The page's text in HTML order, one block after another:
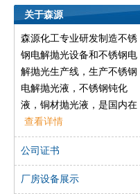
关于森源
森源化工专业研发制造不锈
钢电解抛光设备和不锈钢电
解抛光生产线，生产不锈钢
电解抛光液，不锈钢钝化
液，铜材抛光液，是国内在
不锈钢、铜材等金属材料表
面处理行业的先导之一，森
源一直致力于开发高效环保
的产品，以帮助工厂解决在
查看详情
公司证书
厂房设备展示